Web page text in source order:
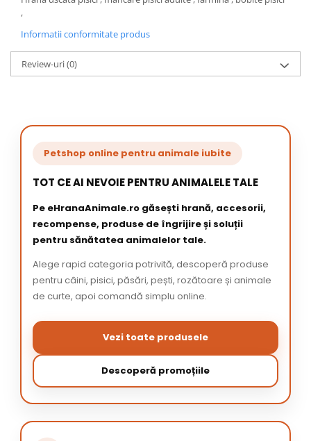
,
Informatii conformitate produs
Review-uri(0)
Petshop online pentru animale iubite
TOT CE AI NEVOIE PENTRU ANIMALELE TALE
Pe eHranaAnimale.ro găsești hrană, accesorii,
recompense, produse de îngrijire și soluții
pentru sănătatea animalelor tale.
Alege rapid categoria potrivită, descoperă produse
pentru câini, pisici, păsări, pești, rozătoare și animale
de curte, apoi comandă simplu online.
Vezi toate produsele
Descoperă promoțiile